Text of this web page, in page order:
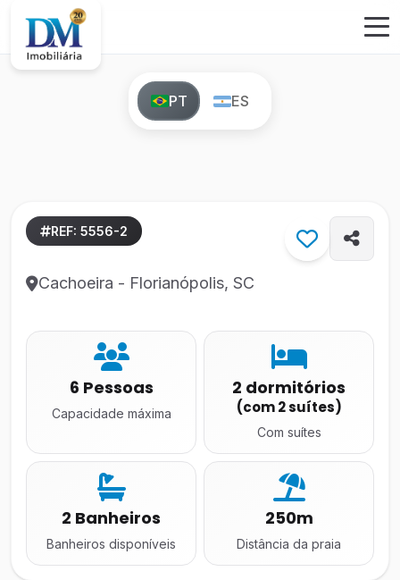
PT ES
REF: 5556-2
Cachoeira - Florianópolis, SC
6 Pessoas
Capacidade máxima
2 dormitórios
(com 2 suítes)
Com suítes
2 Banheiros
Banheiros disponíveis
250m
Distância da praia